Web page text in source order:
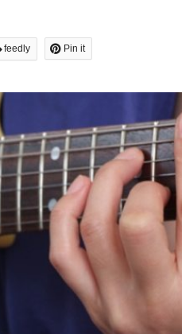
feedly Pin it